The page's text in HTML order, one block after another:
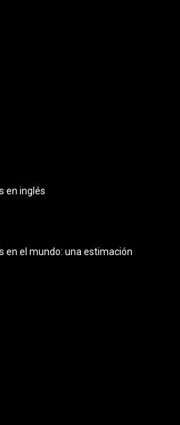
en inglés
en el mundo: una estimación